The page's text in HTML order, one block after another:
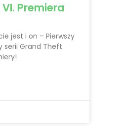
Premiera
jest i on – Pierwszy
serii Grand Theft